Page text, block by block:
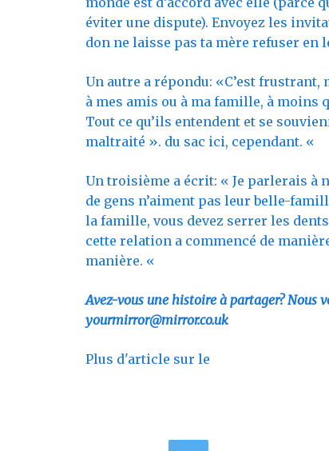
éviter une dispute). Envoyez les
don ne laisse pas ta mère refuser en
Un autre a répondu: «C’est
à mes amis ou à ma famille, à
Tout ce qu’ils entendent et se
maltraité ». du sac ici, cependant. «
Un troisième a écrit: « Je parlerais à
de gens n’aiment pas leur belle-
la famille, vous devez serrer les
cette relation a commencé de
manière. «
Avez-vous une histoire à partager? Nous
yourmirror@mirror.co.uk
Plus d'article sur le